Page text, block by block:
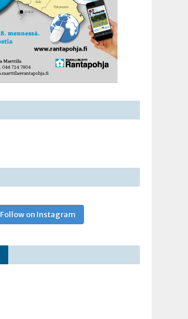
Follow on Instagram